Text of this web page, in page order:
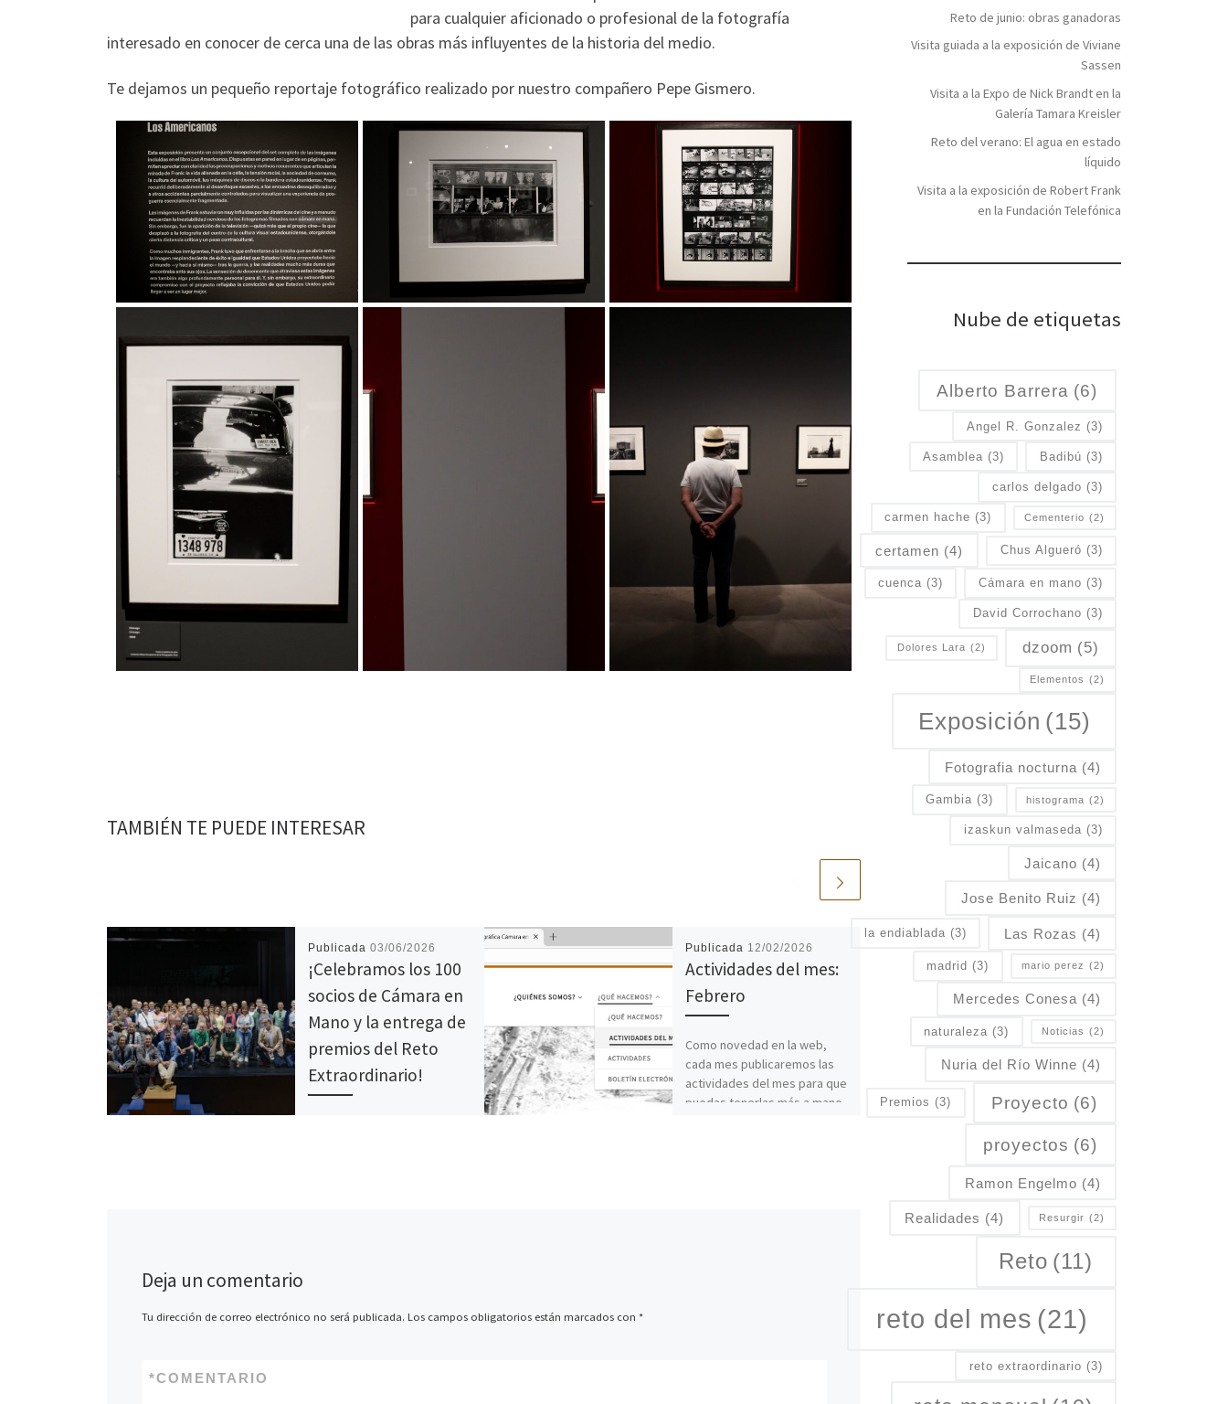
para cualquier aficionado o profesional de la fotografía
interesado en conocer de cerca una de las obras más influyentes de la historia del medio.
Te dejamos un pequeño reportaje fotográfico realizado por nuestro compañero Pepe Gismero.
TAMBIÉN TE PUEDE INTERESAR
Publicada03/06/2026
¡Celebramos los 100
socios de Cámara en
Mano y la entrega de
premios del Reto
Extraordinario!
Publicada 12/02/2026
Actividades del mes:
Febrero
Como novedad en la web,
cada mes publicaremos las
actividades del mes para que
puedas tenerlas más a mano
¡Nos vamos a Lisboa!
bastante tiempo pensando
en hacer un viaje a Lisboa.
Después de darle muchas
vueltas y teniendo en […]
Deja un comentario
Tu dirección de correo electrónico no será publicada. Los campos obligatorios están marcados con *
COMENTARIO
*
Reto de junio: obras ganadoras
Visita guiada a la exposición de Viviane
Sassen
Visita a la Expo de Nick Brandt en la
Galería Tamara Kreisler
Reto del verano: El agua en estado
líquido
Visita a la exposición de Robert Frank
en la Fundación Telefónica
Nube de etiquetas
Alberto Barrera (6)
Angel R. Gonzalez (3)
Asamblea (3) Badibú (3)
carlos delgado (3)
carmen hache (3) Cementerio (2)
certamen (4) Chus Algueró (3)
cuenca (3) Cámara en mano (3)
David Corrochano (3)
Dolores Lara (2) dzoom (5)
Elementos (2)
Exposición (15)
Fotografia nocturna (4)
Gambia (3) histograma (2)
izaskun valmaseda (3)
Jaicano (4)
Jose Benito Ruiz (4)
la endiablada (3) Las Rozas (4)
madrid (3) mario perez (2)
Mercedes Conesa (4)
naturaleza (3) Noticias (2)
Nuria del Río Winne (4)
Premios (3) Proyecto (6)
proyectos (6)
Ramon Engelmo (4)
Realidades (4) Resurgir (2)
Reto (11)
reto del mes (21)
reto extraordinario (3)